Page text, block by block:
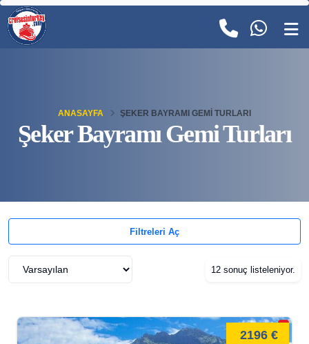
Şeker Bayramı Gemi Turları
ANASAYFA ŞEKER BAYRAMI GEMI TURLARI
Filtreleri Aç
12 sonuç listeleniyor.
2196 €